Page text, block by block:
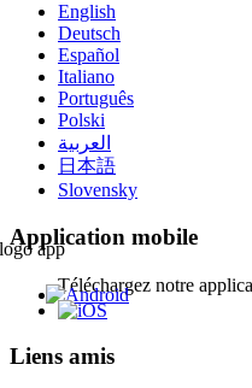
English
Deutsch
Español
Italiano
Português
Polski
العربية
日本語
Slovensky
Application mobile
Téléchargez notre
Liens amis